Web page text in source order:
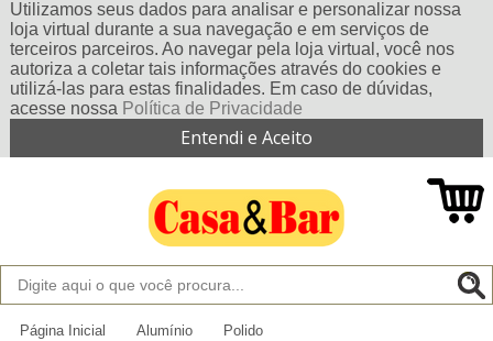
Utilizamos seus dados para analisar e personalizar nossa
loja virtual durante a sua navegação e em serviços de
terceiros parceiros. Ao navegar pela loja virtual, você nos
autoriza a coletar tais informações através do cookies e
utilizá-las para estas finalidades. Em caso de dúvidas,
acesse nossa Política de Privacidade
Entendi e Aceito
Página Inicial Alumínio Polido